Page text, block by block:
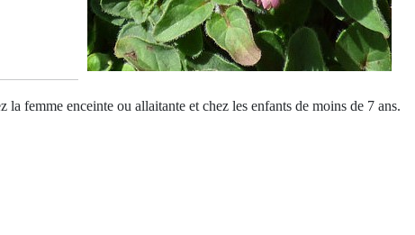
femme enceinte ou allaitante et chez les enfants de moins de 7 ans.